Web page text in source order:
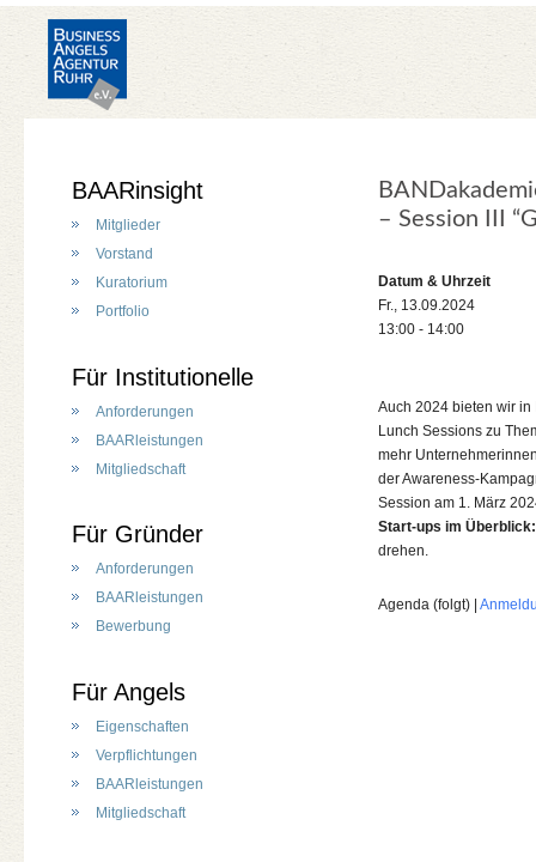
– Session III
Datum & Uhrzeit
Fr., 13.09.2024
13:00 - 14:00
Auch 2024 bieten wir
Lunch Sessions zu
mehr
der Awareness-
Session am 1. März
Start-ups im
drehen.
Agenda (folgt) |
BAARinsight
Mitglieder
Vorstand
Kuratorium
Portfolio
Für Institutionelle
Anforderungen
BAARleistungen
Mitgliedschaft
Für Gründer
Anforderungen
BAARleistungen
Bewerbung
Für Angels
Eigenschaften
Verpflichtungen
BAARleistungen
Mitgliedschaft